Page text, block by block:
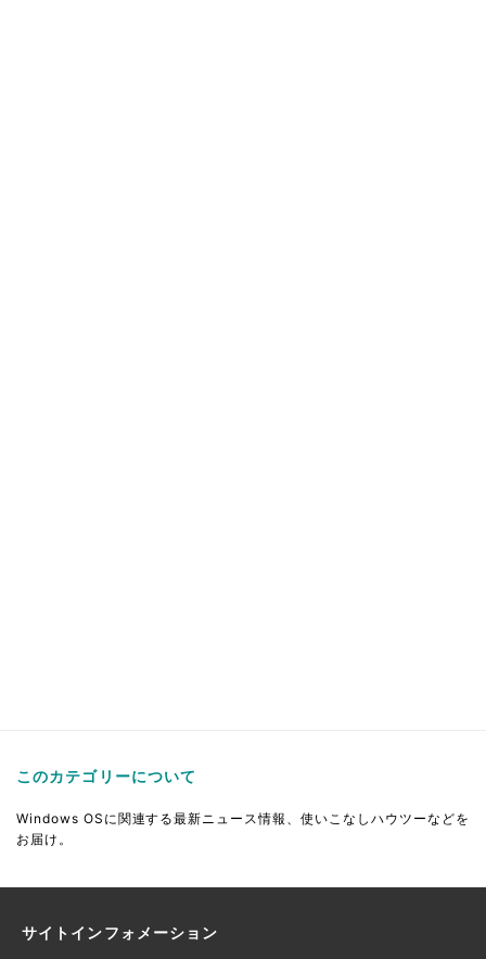
このカテゴリーについて
Windows OSに関連する最新ニュース情報、使いこなしハウツーなどを
お届け。
サイトインフォメーション